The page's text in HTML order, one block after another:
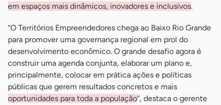
em espaços mais dinâmicos, inovadores e inclusivos.
“O Territórios Empreendedores chega ao Baixo Rio Grande
para promover uma governança regional em prol do
desenvolvimento econômico. O grande desafio agora é
construir uma agenda conjunta, elaborar um plano e,
principalmente, colocar em prática ações e políticas
públicas que gerem resultados concretos e mais
oportunidades para toda a população”, destaca o gerente